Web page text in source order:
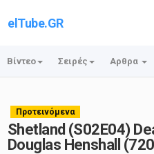
elTube.GR
Βίντεο Σειρές Αρθρα
Προτεινόμενα
Shetland (S02E04)
Douglas Henshall